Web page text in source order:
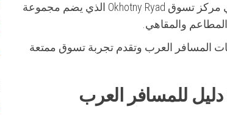
بالإضافة إلى ذلك، يمكن للمسافرين العرب الاستمتاع بتجربة التسوق في مركز تسوق Okhotny Ryad الذي يضم مجموعة
والمقاهي.
المسافر العرب وتقدم تجربة تسوق ممتعة
للمسافر العرب